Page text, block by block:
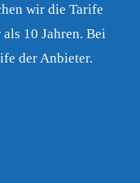
wir die Tarife
10 Jahren. Bei
der Anbieter.